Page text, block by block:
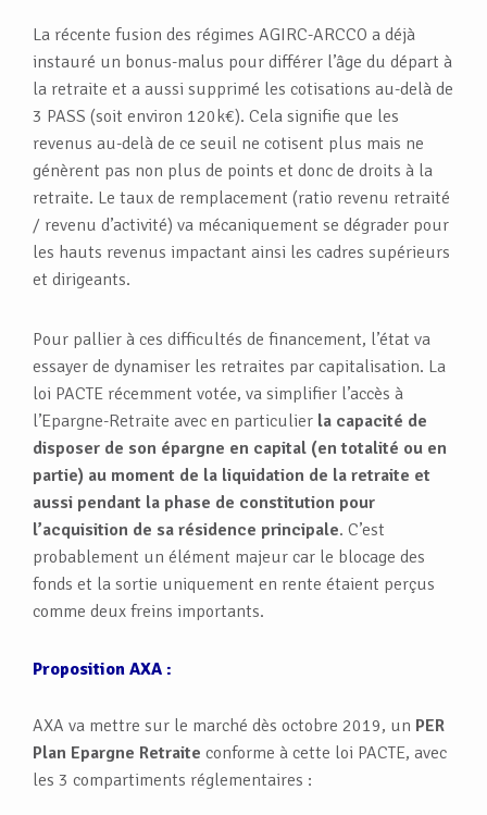
La récente fusion des régimes AGIRC-ARCCO a déjà
instauré un bonus-malus pour différer l’âge du départ à
la retraite et a aussi supprimé les cotisations au-delà de
3 PASS (soit environ 120k€). Cela signifie que les
revenus au-delà de ce seuil ne cotisent plus mais ne
génèrent pas non plus de points et donc de droits à la
retraite. Le taux de remplacement (ratio revenu retraité
/ revenu d’activité) va mécaniquement se dégrader pour
les hauts revenus impactant ainsi les cadres supérieurs
et dirigeants.
Pour pallier à ces difficultés de financement, l’état va
essayer de dynamiser les retraites par capitalisation. La
loi PACTE récemment votée, va simplifier l’accès à
l’Epargne-Retraite avec en particulier la capacité de
disposer de son épargne en capital (en totalité ou en
partie) au moment de la liquidation de la retraite et
aussi pendant la phase de constitution pour
l’acquisition de sa résidence principale. C’est
probablement un élément majeur car le blocage des
fonds et la sortie uniquement en rente étaient perçus
comme deux freins importants.
Proposition AXA :
AXA va mettre sur le marché dès octobre 2019, un PER
Plan Epargne Retraite conforme à cette loi PACTE, avec
les 3 compartiments réglementaires :